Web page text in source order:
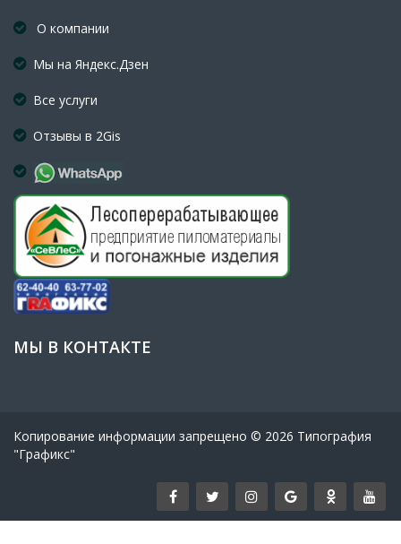
О компании
Мы на Яндекс.Дзен
Все услуги
Отзывы в 2Gis
МЫ В КОНТАКТЕ
Копирование информации запрещено © 2026 Типография
"Графикс"